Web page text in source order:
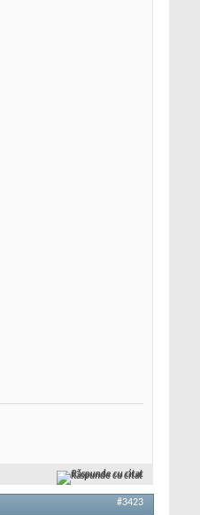
Răspunde cu citat
#3423